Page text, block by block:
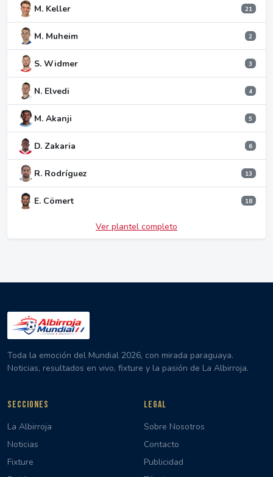
M. Keller 21
M. Muheim 2
S. Widmer 3
N. Elvedi 4
M. Akanji 5
D. Zakaria 6
R. Rodríguez 13
E. Cömert 18
Ver plantel completo
Toda la emoción del Mundial 2026, con mirada paraguaya.
Noticias, resultados en vivo, fixture y la pasión de La Albirroja.
SECCIONES
La Albirroja
Noticias
Fixture
LEGAL
Sobre Nosotros
Contacto
Publicidad